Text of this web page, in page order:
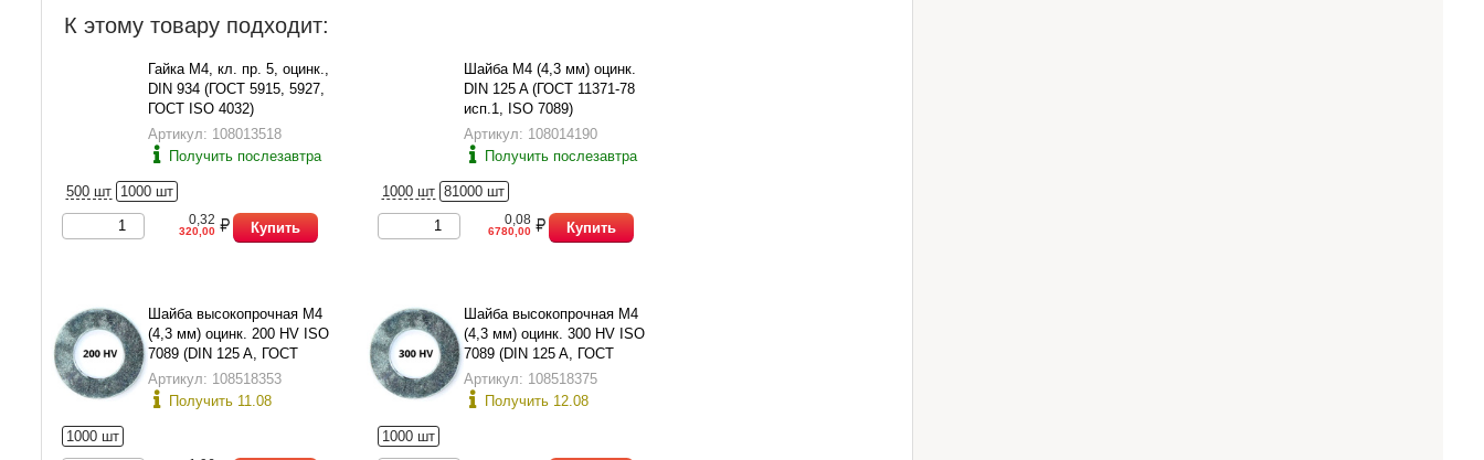
К этому товару подходит:
Гайка М4, кл. пр. 5, оцинк.,
DIN 934 (ГОСТ 5915, 5927,
ГОСТ ISO 4032)
Артикул: 108013518
Получить послезавтра
500 шт 1000 шт
0,32
320,00 Купить
Шайба М4 (4,3 мм) оцинк.
DIN 125 A (ГОСТ 11371-78
исп.1, ISO 7089)
Артикул: 108014190
Получить послезавтра
1000 шт 81000 шт
0,08
6780,00 Купить
Шайба высокопрочная М4
(4,3 мм) оцинк. 200 HV ISO
7089 (DIN 125 A, ГОСТ
11371-78 исп.1)
Артикул: 108518353
Получить 11.08
1000 шт
Шайба высокопрочная М4
(4,3 мм) оцинк. 300 HV ISO
7089 (DIN 125 A, ГОСТ
11371-78 исп.1)
Артикул: 108518375
Получить 12.08
1000 шт